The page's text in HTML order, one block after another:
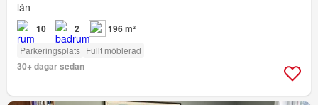
län
10 2 196 m²
Parkeringsplats Fullt möblerad
30+ dagar sedan